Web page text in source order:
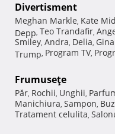
Divertisment
Meghan Markle, Kate
Depp, Teo Trandafir,
Smiley, Andra, Delia,
Trump, Program TV,
Frumuseţe
Păr, Rochii, Unghii,
Manichiura, Sampon,
Tratament celulita,